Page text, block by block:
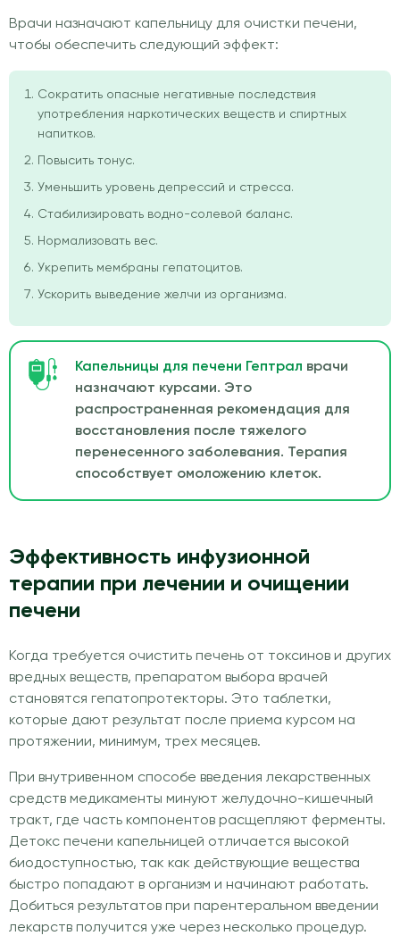
Врачи назначают капельницу для очистки печени,
чтобы обеспечить следующий эффект:
Сократить опасные негативные последствия
употребления наркотических веществ и спиртных
напитков.
Повысить тонус.
Уменьшить уровень депрессий и стресса.
Стабилизировать водно-солевой баланс.
Нормализовать вес.
Укрепить мембраны гепатоцитов.
Ускорить выведение желчи из организма.
Капельницы для печени Гептрал врачи
назначают курсами. Это
распространенная рекомендация для
восстановления после тяжелого
перенесенного заболевания. Терапия
способствует омоложению клеток.
Эффективность инфузионной
терапии при лечении и очищении
печени
Когда требуется очистить печень от токсинов и других
вредных веществ, препаратом выбора врачей
становятся гепатопротекторы. Это таблетки,
которые дают результат после приема курсом на
протяжении, минимум, трех месяцев.
При внутривенном способе введения лекарственных
средств медикаменты минуют желудочно-кишечный
тракт, где часть компонентов расщепляют ферменты.
Детокс печени капельницей отличается высокой
биодоступностью, так как действующие вещества
быстро попадают в организм и начинают работать.
Добиться результатов при парентеральном введении
лекарств получится уже через несколько процедур.